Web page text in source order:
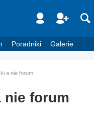
Poradniki Galerie
a nie forum
nie forum